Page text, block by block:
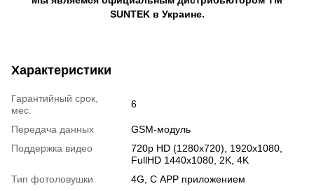
SUNTEK в Украине.
Характеристики
Гарантийный срок,
мес.
6
Передача данных
GSM-модуль
Поддержка видео
720p HD (1280x720), 1920x1080,
FullHD 1440x1080, 2K, 4K
Тип фотоловушки
4G, С APP приложением